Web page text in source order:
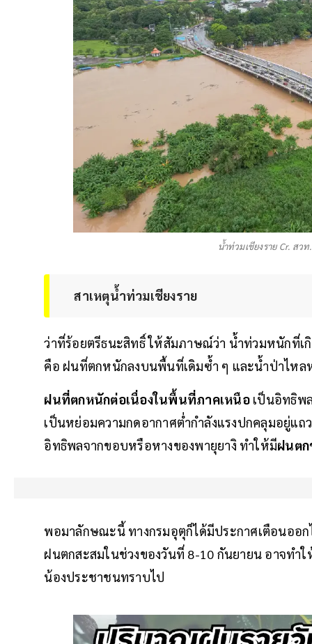
น้ำท่วมเชียงราย Cr. สว
สาเหตุน้ำท่วมเชียงราย
ว่าที่ร้อยตรีธนะสิทธิ์ ให้สัมภาษณ์ว่า น้ำท่วมหนักที่
คือ ฝนที่ตกหนักลงบนพื้นที่เดิมซ้ำ ๆ และน้ำป่าไหล
ฝนที่ตกหนักต่อเนื่องในพื้นที่ภาคเหนือเป็นอิทธิพ
เป็นหย่อมความกดอากาศต่ำกำลังแรงปกคลุมอยู่แ
อิทธิพลจากขอบหรือหางของพายุยางิ ทำให้มีฝนตก
พอมาลักษณะนี้ ทางกรมอุตุก็ได้มีประกาศเตือนออ
ฝนตกสะสมในช่วงของวันที่ 8-10 กันยายน อาจท
น้องประชาชนทราบไป